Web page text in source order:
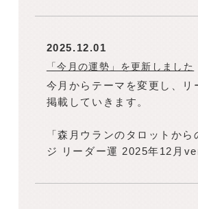
2025.12.01
「今月の運勢」を更新しました
今月からテーマを変更し、リ
掲載していきます。
「森月ウランのタロットから
ジ リーダー運 2025年12月